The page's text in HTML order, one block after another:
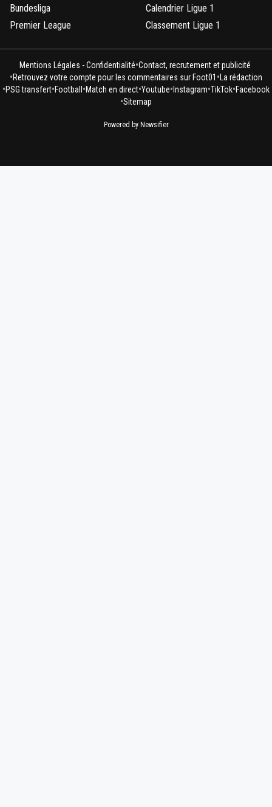
Bundesliga
Premier League
Calendrier Ligue 1
Classement Ligue 1
Mentions Légales - Confidentialité•Contact, recrutement et publicité
•Retrouvez votre compte pour les commentaires sur Foot01 • La rédaction
•PSG transfert•Football •Match en direct•Youtube• Instagram•TikTok•Facebook
•Sitemap
Powered by Newsifier